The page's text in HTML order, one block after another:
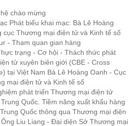
chào mừng
Phát biểu khai mạc: Bà Lê Hoàng
cục Thương mại điện tử và Kinh tế số
- Tham quan gian hàng
trạng - Cơ hội - Thách thức phát
tử xuyên biên giới (CBE - Cross
tại Việt Nam Bà Lê Hoàng Oanh - Cục
mại điện tử và Kinh tế số
phát triển Thương mại điện tử
Quốc. Tiềm năng xuất khẩu hàng
Quốc thông qua Thương mại điện
Liu Liang - Đại diện Sở Thương mại